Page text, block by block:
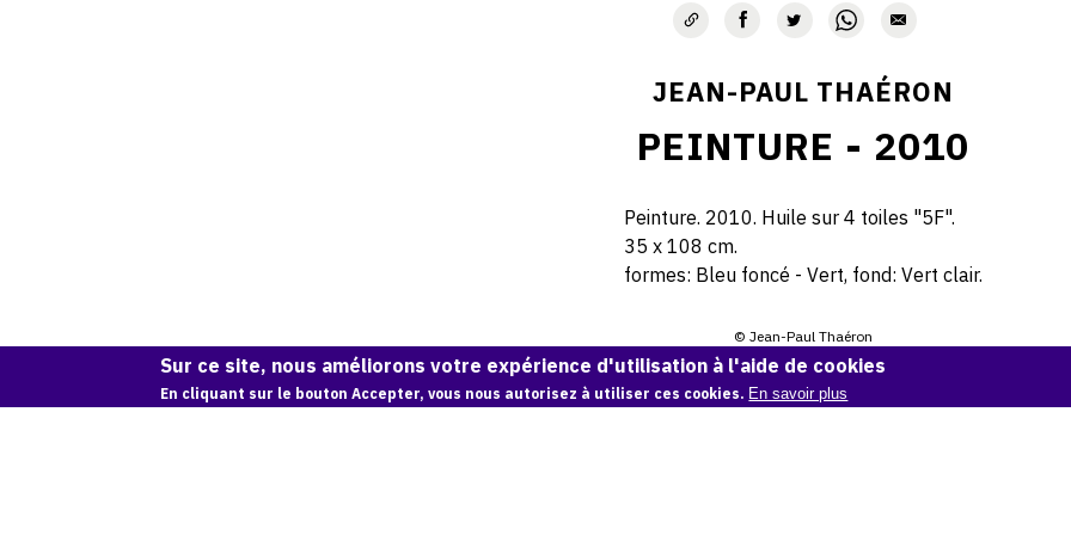
JEAN-PAUL THAÉRON
PEINTURE - 2010
Peinture. 2010. Huile sur 4 toiles "5F".
35 x 108 cm.
formes: Bleu foncé - Vert, fond: Vert clair.
© Jean-Paul Thaéron
Demande d'information
Sur ce site, nous améliorons votre expérience d'utilisation à l'aide de cookies
En cliquant sur le bouton Accepter, vous nous autorisez à utiliser ces cookies. En savoir plus